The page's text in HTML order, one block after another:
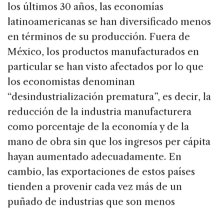
los últimos 30 años, las economías
latinoamericanas se han diversificado menos
en términos de su producción. Fuera de
México, los productos manufacturados en
particular se han visto afectados por lo que
los economistas denominan
“desindustrialización prematura”, es decir, la
reducción de la industria manufacturera
como porcentaje de la economía y de la
mano de obra sin que los ingresos per cápita
hayan aumentado adecuadamente. En
cambio, las exportaciones de estos países
tienden a provenir cada vez más de un
puñado de industrias que son menos